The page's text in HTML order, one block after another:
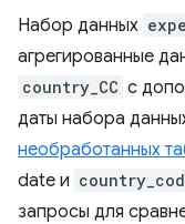
Набор данных
агрегированные
country_CC с
даты набора
необработанных
date и
запросы для